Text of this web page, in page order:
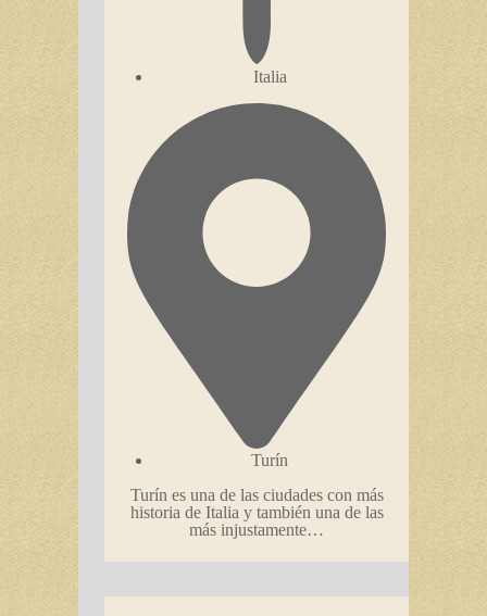
Italia
Turín
Turín es una de las ciudades con más
historia de Italia y también una de las
más injustamente…